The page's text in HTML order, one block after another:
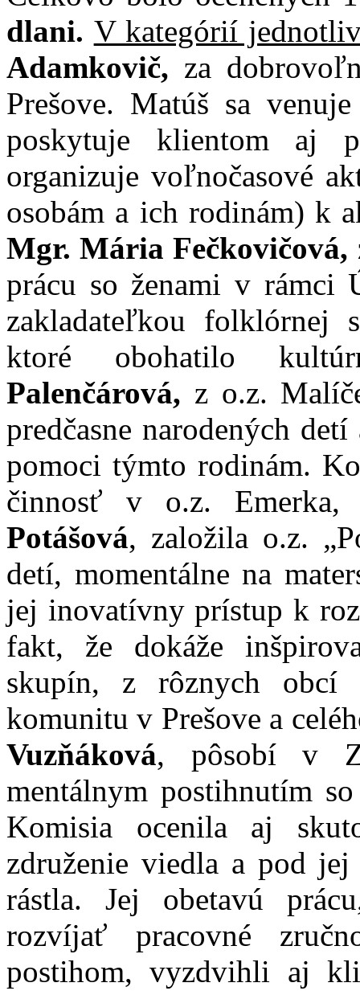
dlani. V kategórií
Adamkovič, za
Prešove. Matúš sa
poskytuje klientom aj
organizuje voľnočasové
osobám a ich rodinám) k
Mgr. Mária Fečkovičová,
prácu so ženami v rámci
zakladateľkou folklórnej
ktoré obohatilo
Palenčárová, z o.z.
predčasne narodených
pomoci týmto rodinám.
činnosť v o.z.
Potášová, založila o.z.
detí, momentálne na
jej inovatívny prístup k
fakt, že dokáže
skupín, z rôznych
komunitu v Prešove a
Vuzňáková, pôsobí v
mentálnym postihnutím
Komisia ocenila aj
združenie viedla a pod
rástla. Jej obetavú
rozvíjať pracovné
postihom, vyzdvihli aj